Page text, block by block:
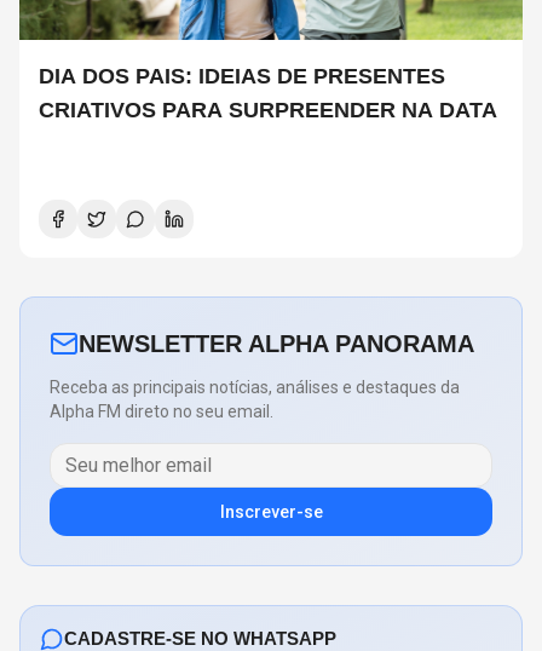
DIA DOS PAIS: IDEIAS DE PRESENTES
CRIATIVOS PARA SURPREENDER NA DATA
NEWSLETTER ALPHA PANORAMA
Receba as principais notícias, análises e destaques da
Alpha FM direto no seu email.
Inscrever-se
CADASTRE-SE NO WHATSAPP